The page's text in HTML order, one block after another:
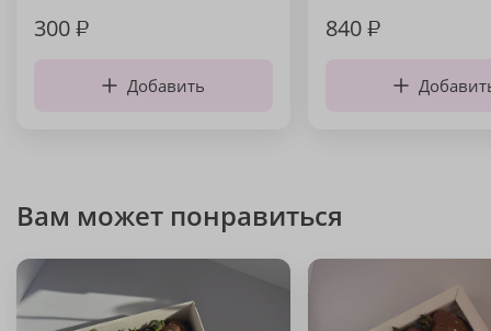
300₽
Добавить
840₽
Вам может понравиться